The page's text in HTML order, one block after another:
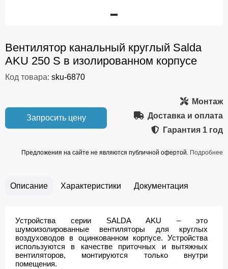
Вентилятор канальный круглый Salda
AKU 250 S в изолированном корпусе
Код товара: sku-6870
Запросить цену
Монтаж
Доставка и оплата
Гарантия 1 год
Предложения на сайте не являются публичной офертой. Подробнее
Описание Характеристики Документация
Устройства серии SALDA AKU – это
шумоизолированные вентиляторы для круглых
воздуховодов в оцинкованном корпусе. Устройства
используются в качестве приточных и вытяжных
вентиляторов, монтируются только внутри
помещения.